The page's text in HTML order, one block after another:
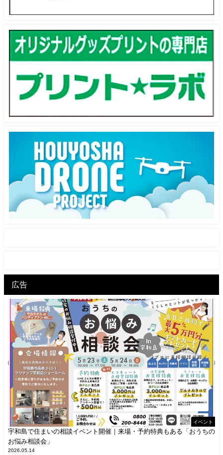
広告
イベント
宇和島で住まいの相談イベント開催｜来場・予約特典もある「おうちの
お悩み相談会」
2026.05.14